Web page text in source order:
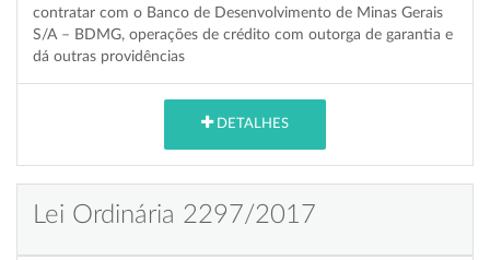
contratar com o Banco de Desenvolvimento de Minas Gerais
S/A – BDMG, operações de crédito com outorga de garantia e
dá outras providências
DETALHES
Lei Ordinária 2297/2017